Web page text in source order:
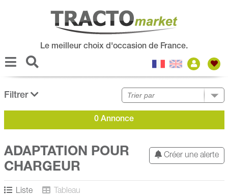
Le meilleur choix d'occasion de France.
Filtrer
0 Annonce
Créer une alerte
ADAPTATION POUR
CHARGEUR
Liste Tableau